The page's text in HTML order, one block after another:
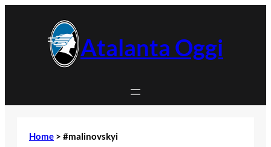
Atalanta Oggi
Home > #malinovskyi